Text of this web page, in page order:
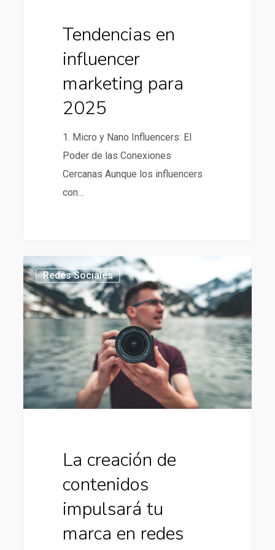
Tendencias en
influencer
marketing para
2025
1. Micro y Nano Influencers: El
Poder de las Conexiones
Cercanas Aunque los influencers
con…
La
creación
de
contenidos
impulsará
tu
marca
en
redes
Redes Sociales
La creación de
contenidos
impulsará tu
marca en redes